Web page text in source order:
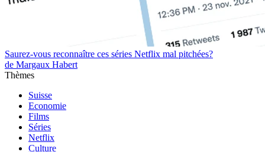
Saurez-vous reconnaître ces séries Netflix mal pitchées?
de Margaux Habert
Thèmes
Suisse
Economie
Films
Séries
Netflix
Culture